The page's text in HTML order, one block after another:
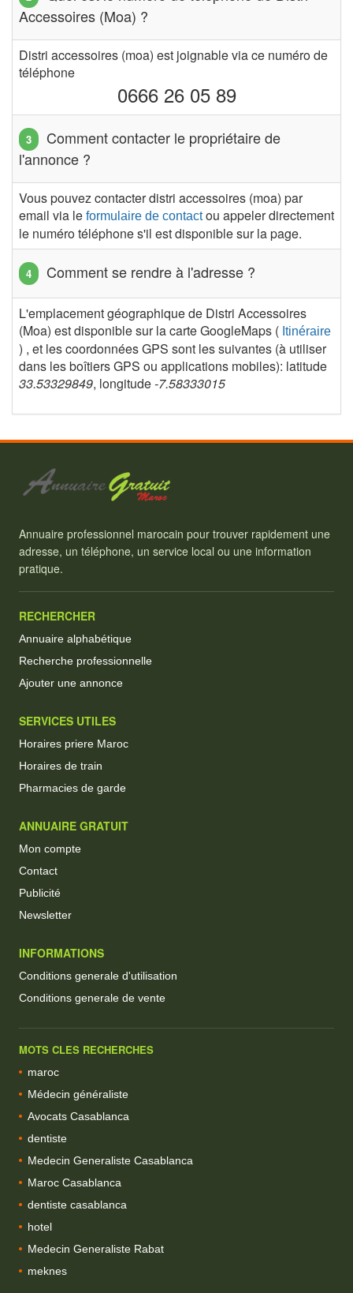
Accessoires (Moa) ?
Distri accessoires (moa) est joignable via ce numéro de
téléphone
0666 26 05 89
Comment contacter le propriétaire de
l'annonce ?
Vous pouvez contacter distri accessoires (moa) par
email via le formulaire de contactou appeler directement
le numéro téléphone s'il est disponible sur la page.
Comment se rendre à l'adresse ?
L'emplacement géographique de Distri Accessoires
(Moa) est disponible sur la carte GoogleMaps ( Itinéraire
) , et les coordonnées GPS sont les suivantes (à utiliser
dans les boîtiers GPS ou applications mobiles): latitude
33.53329849, longitude-7.58333015
Annuaire professionnel marocain pour trouver rapidement une
adresse, un téléphone, un service local ou une information
pratique.
RECHERCHER
Annuaire alphabétique
Recherche professionnelle
Ajouter une annonce
SERVICES UTILES
Horaires priere Maroc
Horaires de train
Pharmacies de garde
ANNUAIRE GRATUIT
Mon compte
Contact
Publicité
Newsletter
INFORMATIONS
Conditions generale d'utilisation
Conditions generale de vente
MOTS CLES RECHERCHES
maroc
Médecin généraliste
Avocats Casablanca
dentiste
Medecin Generaliste Casablanca
Maroc Casablanca
dentiste casablanca
hotel
Medecin Generaliste Rabat
meknes